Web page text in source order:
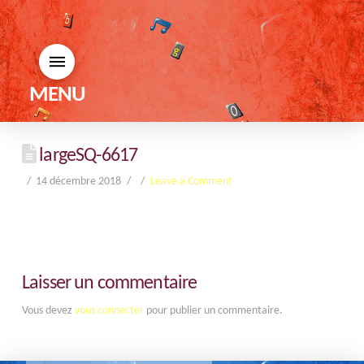
MENU
largeSQ-6617
14 décembre 2018 Leave a Comment
Laisser un commentaire
Vous devez vous connecterpour publier un commentaire.